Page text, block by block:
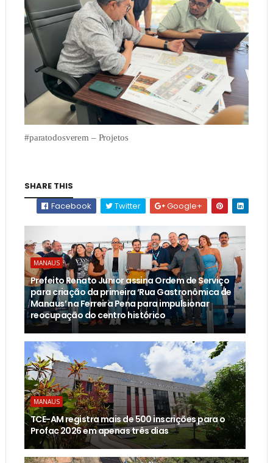
#paratodosverem – Projetos
SHARE THIS
Facebook
Twitter Google+
MANAUS
Prefeito Renato Junior assina Ordem de Serviço
para criação da primeira ‘Rua Gastronômica de
Manaus’ na Ferreira Pena para impulsionar
reocupação do centro histórico
MANAUS
TCE-AM registra mais de 500 inscrições para o
Profac 2026 em apenas três dias